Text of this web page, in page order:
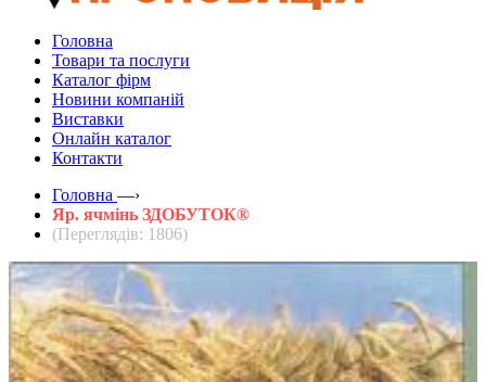
Головна
Товари та послуги
Каталог фірм
Новини компаній
Виставки
Онлайн каталог
Контакти
Головна —›
Яр. ячмінь ЗДОБУТОК®
(Переглядів: 1806)